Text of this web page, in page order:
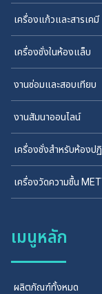
เครื่องแก้วและสารเคมี
เครื่องชั่งในห้องแล็บ
งานซ่อมและสอบเทียบ
งานสัมนาออนไลน์
เครื่องชั่งสำหรับห้องป
เครื่องวัดความชื้น
เมนูหลัก
ผลิตภัณฑ์ทั้งหมด